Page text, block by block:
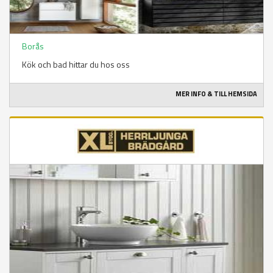
Borås
Kök och bad hittar du hos oss
MER INFO & TILL HEMSIDA